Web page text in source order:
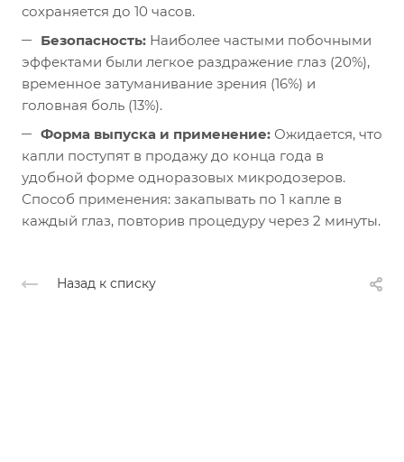
сохраняется до 10 часов.
Безопасность: Наиболее частыми побочными
эффектами были легкое раздражение глаз (20%),
временное затуманивание зрения (16%) и
головная боль (13%).
Форма выпуска и применение: Ожидается, что
капли поступят в продажу до конца года в
удобной форме одноразовых микродозеров.
Способ применения: закапывать по 1 капле в
каждый глаз, повторив процедуру через 2 минуты.
Назад к списку